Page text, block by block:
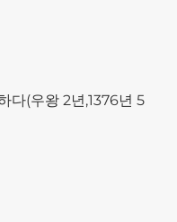
다(우왕 2년,1376년 5